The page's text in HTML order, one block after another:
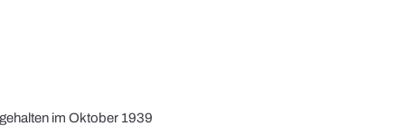
im Oktober 1939